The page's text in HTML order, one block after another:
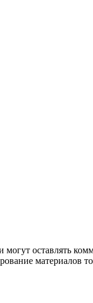
могут оставлять
материалов